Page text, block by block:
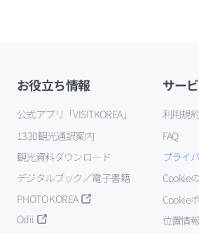
お役立ち情報
公式アプリ「VISITKOREA」
1330観光通訳案内
観光資料ダウンロード
デジタルブック／電子書籍
PHOTO KOREA
Odii
サー
利用規
FAQ
プライ
Cookie
Cookie
位置情